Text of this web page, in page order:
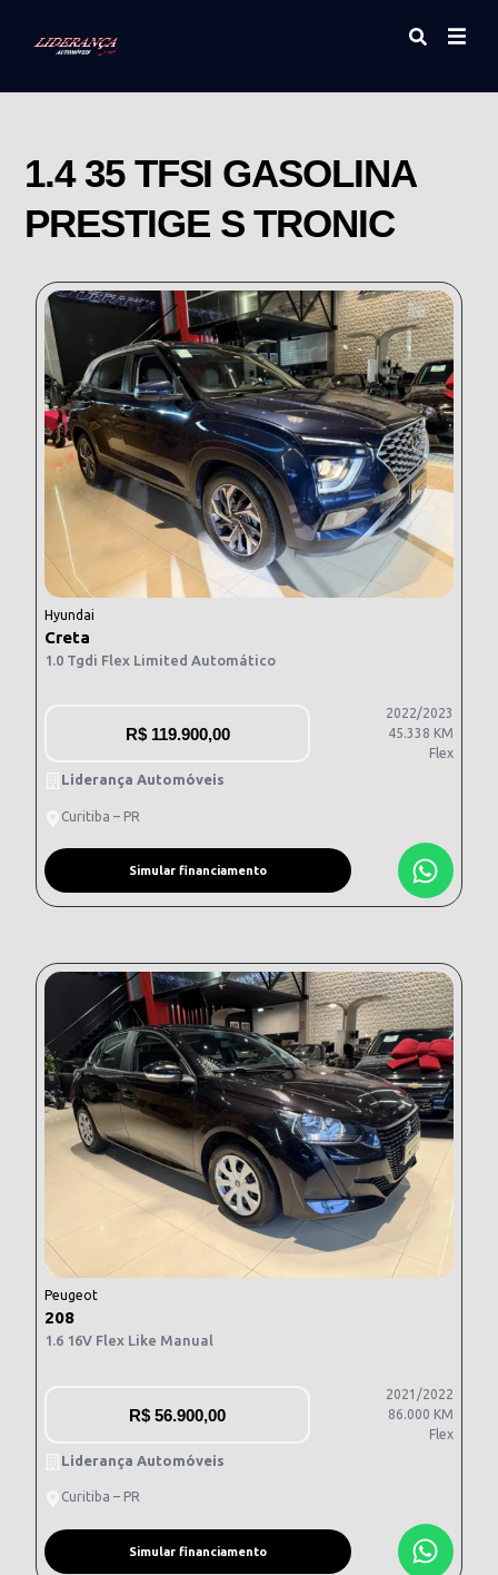
1.4 35 TFSI GASOLINA
PRESTIGE S TRONIC
Hyundai
Creta
1.0 Tgdi Flex Limited Automático
R$119.900,00
2022/2023
45.338 KM
Flex
Liderança Automóveis
Curitiba – PR
Simular financiamento
Peugeot
208
1.6 16V Flex Like Manual
R$ 56.900,00
2021/2022
86.000 KM
Flex
Liderança Automóveis
Curitiba – PR
Simular financiamento